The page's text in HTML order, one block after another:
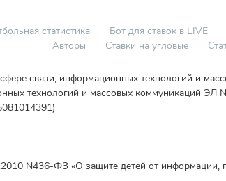
статистика Бот для ставок в LIVE
Авторы
Ставки на угловые
связи, информационных технологий и
технологий и массовых коммуникаций
N436-ФЗ «О защите детей от информации,